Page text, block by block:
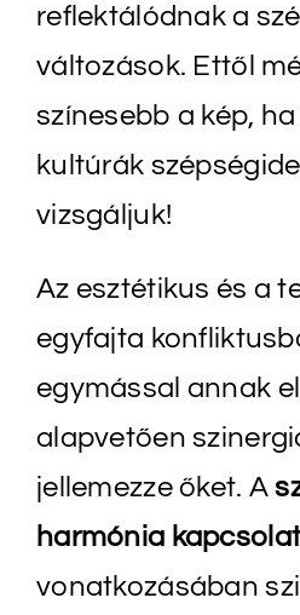
reflektálódnak a
változások. Ettől
színesebb a kép,
kultúrák
vizsgáljuk!
Az esztétikus és a
egyfajta
egymással annak
alapvetően
jellemezze őket. A
harmónia
vonatkozásában